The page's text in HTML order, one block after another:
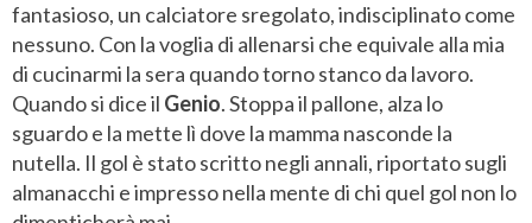
fantasioso, un calciatore sregolato, indisciplinato come
nessuno. Con la voglia di allenarsi che equivale alla mia
di cucinarmi la sera quando torno stanco da lavoro.
Quando si dice il Genio. Stoppa il pallone, alza lo
sguardo e la mette lì dove la mamma nasconde la
nutella. Il gol è stato scritto negli annali, riportato sugli
almanacchi e impresso nella mente di chi quel gol non lo